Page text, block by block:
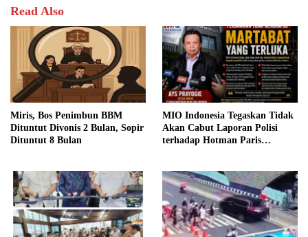
Read Also
Miris, Bos Penimbun BBM
Dituntut Divonis 2 Bulan, Sopir
Dituntut 8 Bulan
MIO Indonesia Tegaskan Tidak
Akan Cabut Laporan Polisi
terhadap Hotman Paris